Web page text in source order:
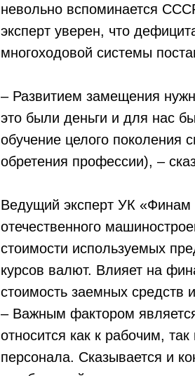
невольно вспоминается
эксперт уверен, что
многоходовой системы
– Развитием замещения
это были деньги и для нас
обучение целого поколения
обретения профессии), –
Ведущий эксперт УК
отечественного
стоимости используемых
курсов валют. Влияет на
стоимость заемных средств
– Важным фактором
относится как к рабочим,
персонала. Сказывается и